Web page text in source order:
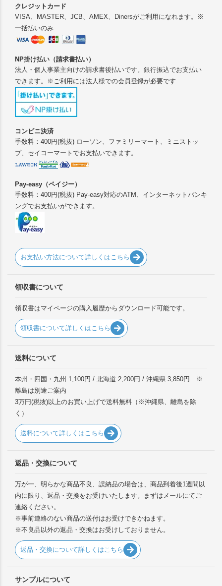
ぴり豊かにするアイテムで
クレジットカード
VISA、MASTER、JCB、AMEX、Dinersがご利用になれます。※
一括払いのみ
NP掛け払い（請求書払い）
法人・個人事業主向けの請求書後払いです。銀行振込でお支払い
できます。※ご利用には法人様での会員登録が必要です
コンビニ決済
手数料：400円(税抜) ローソン、ファミリーマート、ミニストッ
プ、セイコーマートでお支払いできます。
Pay-easy（ペイジー）
手数料：400円(税抜) Pay-easy対応のATM、インターネットバンキ
ングでお支払いができます。
お支払い方法について詳しくはこちら
領収書について
領収書はマイページの購入履歴からダウンロード可能です。
領収書について詳しくはこちら
送料について
本州・四国・九州 1,100円 / 北海道 2,200円 / 沖縄県 3,850円 ※
離島は別途ご案内
3万円(税抜)以上のお買い上げで送料無料（※沖縄県、離島を除
く）
送料について詳しくはこちら
返品・交換について
万が一、明らかな商品不良、誤納品の場合は、商品到着後1週間以
内に限り、返品・交換をお受けいたします。まずはメールにてご
連絡ください。
※事前連絡のない商品の送付はお受けできかねます。
※不良品以外の返品・交換はお受けしておりません。
返品・交換について詳しくはこちら
サンプルについて